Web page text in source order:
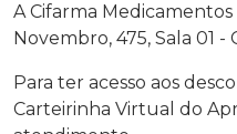
A Cifarma
Novembro, 475, Sala 01
Para ter acesso aos
Carteirinha Virtual do